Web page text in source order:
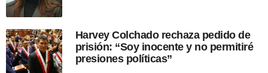
Harvey Colchado rechaza pedido de
prisión: “Soy inocente y no permitiré
presiones políticas”